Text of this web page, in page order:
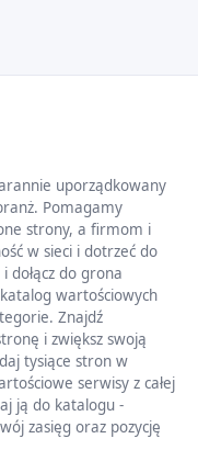
uporządkowany
Pomagamy
strony, a firmom i
w sieci i dotrzeć do
dołącz do grona
wartościowych
Znajdź
i zwiększ swoją
tysiące stron w
serwisy z całej
ją do katalogu -
zasięg oraz pozycję